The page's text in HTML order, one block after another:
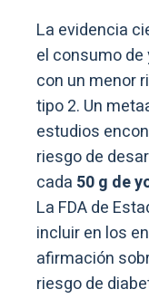
La evidencia
el consumo
con un menor
tipo 2. Un
estudios
riesgo de
cada 50 g de
La FDA de
incluir en los
afirmación
riesgo de